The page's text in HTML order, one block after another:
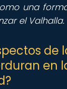
una
el Valhalla.
de
en